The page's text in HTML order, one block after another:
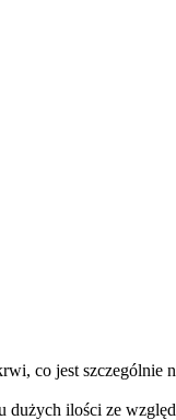
co jest szczególnie
ilości ze